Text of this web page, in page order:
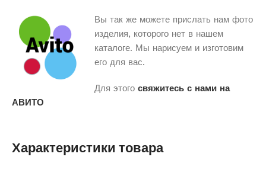
Вы так же можете прислать нам фото
изделия, которого нет в нашем
каталоге. Мы нарисуем и изготовим
его для вас.
Для этого свяжитесь с нами на
АВИТО
Характеристики товара